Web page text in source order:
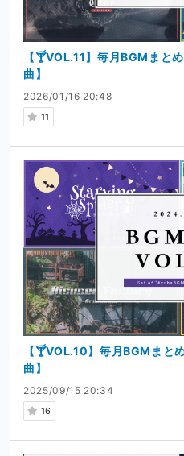
2026/01/16 20:48
11
【🍸VOL.11】毎月BGMま
曲】
2025/09/15 20:34
16
【🍸VOL.10】毎月BGMま
曲】